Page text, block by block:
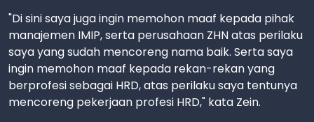
"Di sini saya juga ingin memohon maaf kepada pihak
manajemen IMIP, serta perusahaan ZHN atas perilaku
saya yang sudah mencoreng nama baik. Serta saya
ingin memohon maaf kepada rekan-rekan yang
berprofesi sebagai HRD, atas perilaku saya tentunya
mencoreng pekerjaan profesi HRD," kata Zein.